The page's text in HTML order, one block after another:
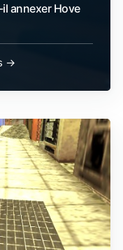
annexer Hove
→